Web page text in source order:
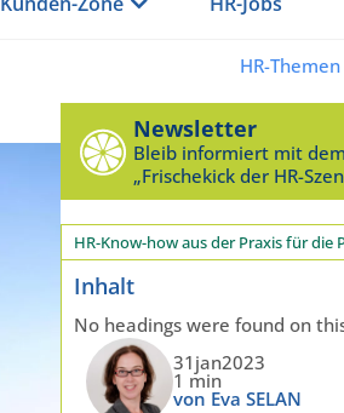
HR-Themen
Newsletter
Bleib informiert mit dem
„Frischekick der HR-
HR-Know-how aus der Praxis für die
Inhalt
No headings were found on
31jan2023
1 min
von Eva SELAN